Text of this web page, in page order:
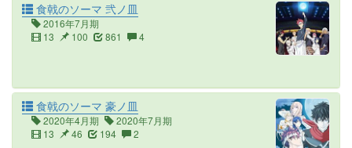
食戟のソーマ 弐ノ皿
2016年7月期
13
100 861 4
食戟のソーマ 豪ノ皿
2020年4月期
2020年7月期
13
46 194 2